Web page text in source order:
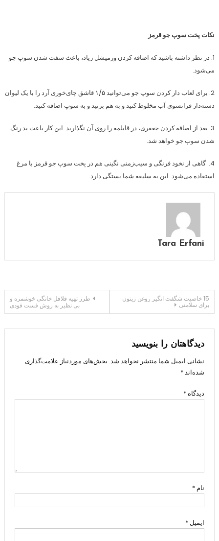
نکات پخت سوپ جو قرمز
1. در نظر داشته باشید که اضافه کردن ورمیشل زیاد، باعث سفت شدن سوپ جو
می‌شود.
2. برای لعاب دار کردن سوپ جو می‌توانید ۱/۵ قاشق چای‌خوری آرد را با یک لیوان
دسته‌دار فرانسوی آب مخلوط کنید و به هم بزنید و به سوپ اضافه کنید.
3. بعد از اضافه کردن جعفری، در قابلمه را روی آن نگذارید. این کار باعث بد رنگ
شدن سوپ جو خواهد شد.
4. گاهی از نخود فرنگی و سیب‌زمنی نگینی هم در پخت سوپ جو قرمز با مرغ
استفاده می‌شود. این به سلیقه شما بستگی دارد.
Tara Erfani
راهبری
طرز تهیه فلافل خانگی خوشمزه و
بی نظیر به روش فست فودی
15 خاصیت شگفت انگیز روغن زیتون
برای سلامتی
دیدگاهتان را بنویسید
نشانی ایمیل شما منتشر نخواهد شد. بخش‌های موردنیاز علامت‌گذاری
شده‌اند*
دیدگاه *
نام*
ایمیل *